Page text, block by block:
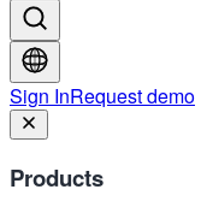
Sign InRequest demo
Products